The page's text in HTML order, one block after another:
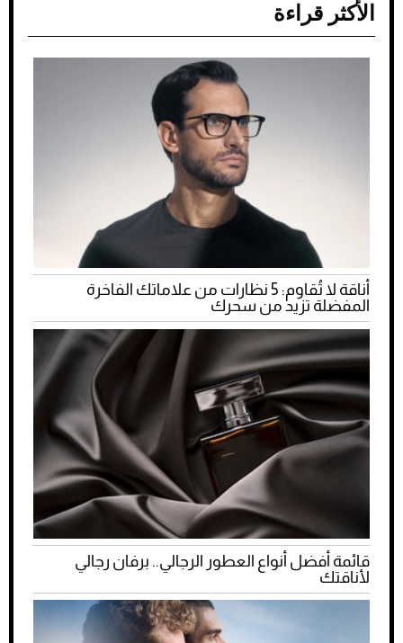
الأكثر قراءة
أناقة لا تُقاوم: 5 نظارات من علاماتك الفاخرة
المفضلة تزيد من سحرك
قائمة أفضل أنواع العطور الرجالي.. برفان رجالي
لأناقتك